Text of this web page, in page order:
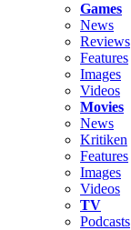
Games
News
Reviews
Features
Images
Videos
Movies
News
Kritiken
Features
Images
Videos
TV
Podcasts